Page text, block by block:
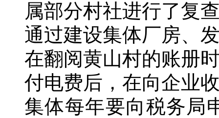
属部分村社进行了复
通过建设集体厂房、
在翻阅黄山村的账册
付电费后，在向企业
集体每年要向税务局